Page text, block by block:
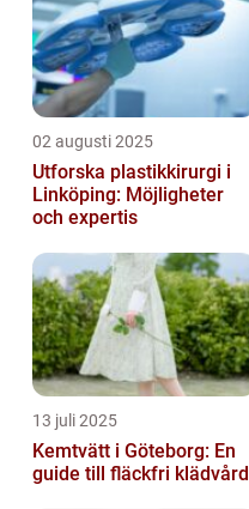
02 augusti 2025
Utforska plastikkirurgi i
Linköping: Möjligheter
och expertis
13 juli 2025
Kemtvätt i Göteborg: En
guide till fläckfri klädvård